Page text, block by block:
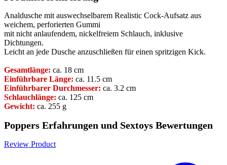
Analdusche mit auswechselbarem Realistic Cock-Aufsatz aus
weichem, perforierten Gummi
mit nicht anlaufendem, nickelfreiem Schlauch, inklusive
Dichtungen.
Leicht an jede Dusche anzuschließen für einen spritzigen Kick.
Gesamtlänge: ca. 18 cm
Einführbare Länge: ca. 11.5 cm
Einführbarer Durchmesser: ca. 3.2 cm
Schlauchlänge: ca. 125 cm
Gewicht: ca. 255 g
Poppers Erfahrungen und Sextoys Bewertungen
Review Product